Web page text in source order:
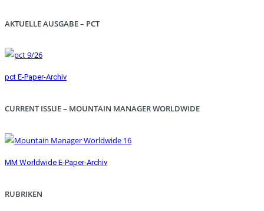
AKTUELLE AUSGABE – PCT
pct E-Paper-Archiv
CURRENT ISSUE – MOUNTAIN MANAGER WORLDWIDE
MM Worldwide E-Paper-Archiv
RUBRIKEN